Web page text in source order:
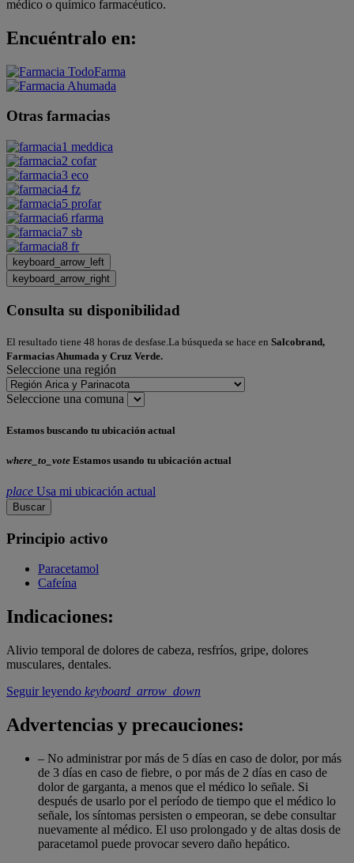
médico o químico farmacéutico.
Encuéntralo en:
Otras farmacias
keyboard_arrow_left
keyboard_arrow_right
Consulta su disponibilidad
El resultado tiene 48 horas de desfase.La búsqueda se hace en Salcobrand,
Farmacias Ahumada y Cruz Verde.
Seleccione una región
Seleccione una comuna
Estamos buscando tu ubicación actual
where_to_vote Estamos usando tu ubicación actual
place Usa mi ubicación actual
Buscar
Principio activo
Paracetamol
Cafeína
Indicaciones:
Alivio temporal de dolores de cabeza, resfríos, gripe, dolores
musculares, dentales.
Seguir leyendo keyboard_arrow_down
Advertencias y precauciones:
– No administrar por más de 5 días en caso de dolor, por más
de 3 días en caso de fiebre, o por más de 2 días en caso de
dolor de garganta, a menos que el médico lo señale. Si
después de usarlo por el período de tiempo que el médico lo
señale, los síntomas persisten o empeoran, se debe consultar
nuevamente al médico. El uso prolongado y de altas dosis de
paracetamol puede provocar severo daño hepático.